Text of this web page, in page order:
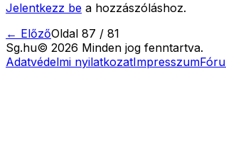
Jelentkezz be a hozzászóláshoz.
← ElőzőOldal 87 / 81
Sg.hu© 2026 Minden jog fenntartva.
Adatvédelmi nyilatkozatImpresszum